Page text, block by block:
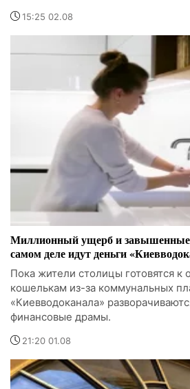
15:25 02.08
Миллионный ущерб и завышенные
самом деле идут деньги
Пока жители столицы готовятся к
кошелькам из-за коммунальных
«Киевводоканала»
финансовые драмы.
21:20 01.08